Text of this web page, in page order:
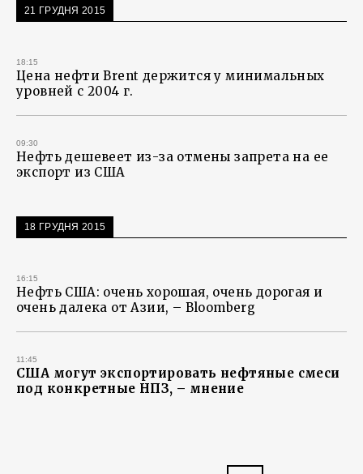
21 ГРУДНЯ 2015
18:15
Цена нефти Brent держится у минимальных
уровней с 2004 г.
09:30
Нефть дешевеет из-за отмены запрета на ее
экспорт из США
18 ГРУДНЯ 2015
16:15
Нефть США: очень хорошая, очень дорогая и
очень далека от Азии, – Bloomberg
11:45
США могут экспортировать нефтяные смеси
под конкретные НПЗ, – мнение